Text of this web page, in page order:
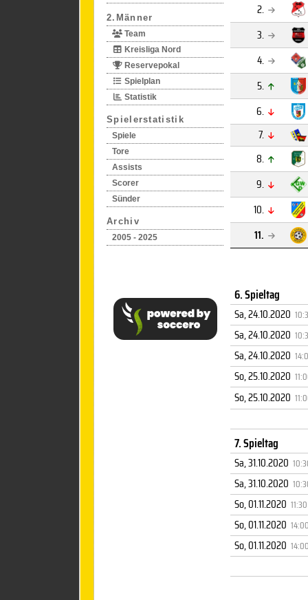
2.Männer
Team
Kreisliga Nord
Reservepokal
Spielplan
Statistik
Spielerstatistik
Spiele
Tore
Assists
Scorer
Sünder
Archiv
2005 - 2025
2.
3.
4.
5.
6.
7.
8.
9.
10.
11.
6. Spieltag
Sa, 24.10.2020
Sa, 24.10.2020
Sa, 24.10.2020
So, 25.10.2020
So, 25.10.2020
7. Spieltag
Sa, 31.10.2020
Sa, 31.10.2020
So, 01.11.2020 11:30
So, 01.11.2020
So, 01.11.2020